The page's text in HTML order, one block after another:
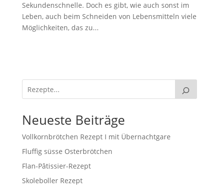
Sekundenschnelle. Doch es gibt, wie auch sonst im
Leben, auch beim Schneiden von Lebensmitteln viele
Möglichkeiten, das zu...
Neueste Beiträge
Vollkornbrötchen Rezept I mit Übernachtgare
Fluffig süsse Osterbrötchen
Flan-Pâtissier-Rezept
Skoleboller Rezept